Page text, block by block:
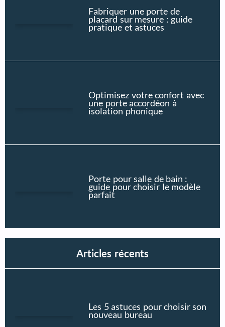
Fabriquer une porte de
placard sur mesure : guide
pratique et astuces
Optimisez votre confort avec
une porte accordéon à
isolation phonique
Porte pour salle de bain :
guide pour choisir le modèle
parfait
Articles récents
Les 5 astuces pour choisir son
nouveau bureau